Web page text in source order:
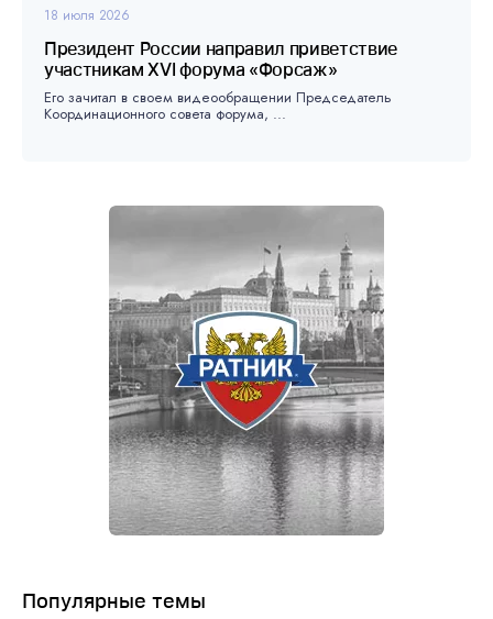
18 июля 2026
Президент России направил приветствие
участникам XVI форума «Форсаж»
Его зачитал в своем видеообращении Председатель
Координационного совета форума, ...
Популярные темы